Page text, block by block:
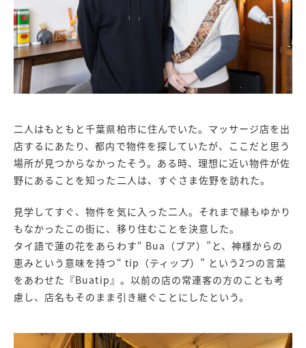
二人はもともと千葉県柏市に住んでいた。マッサージ店を出
店するにあたり、都内で物件を探していたが、ここだと思う
場所が見つからなかったそう。ある時、理想に近い物件が佐
野にあることを知った二人は、すぐさま佐野を訪れた。
見学してすぐ、物件を気に入った二人。それまで縁もゆかり
もなかったこの街に、移り住むことを決意した。
タイ語で蓮の花をあらわす“ Bua（ブア）”と、神様からの
恵みという意味を持つ“ tip（ティップ）” という2つの言葉
をあわせた『Buatip』。以前の店の常連客の方のことも考
慮し、店名もそのまま引き継ぐことにしたという。